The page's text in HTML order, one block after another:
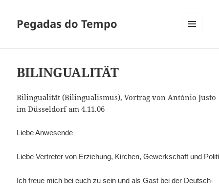
Pegadas do Tempo
BILINGUALITÄT
Bilingualität (Bilingualismus), Vortrag von António Justo
im Düsseldorf am 4.11.06
Liebe Anwesende
Liebe Vertreter von Erziehung, Kirchen, Gewerkschaft und
Ich freue mich bei euch zu sein und als Gast bei der Deutsch-